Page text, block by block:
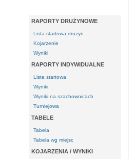
RAPORTY DRUŻYNOWE
Lista startowa drużyn
Kojarzenie
Wyniki
RAPORTY INDYWIDUALNE
Lista startowa
Wyniki
Wyniki na szachownicach
Turniejowa
TABELE
Tabela
Tabela wg miejsc
KOJARZENIA / WYNIKI